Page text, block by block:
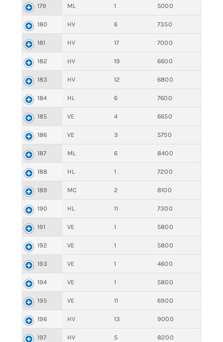
179 ML 1 5000
180 HV 6 7350
181 HV 17 7000
182 HV 19 6600
183 HV 12 6800
184 HL 6 7600
185 VE 4 6650
186 VE 3 5750
187 ML 6 8400
188 HL 1 7200
189 MC 2 8100
190 HL 11 7300
191 VE 1 5800
192 VE 1 5800
193 VE 1 4600
194 VE 1 5800
195 VE 11 6900
196 HV 13 9000
197 HV 5 8200